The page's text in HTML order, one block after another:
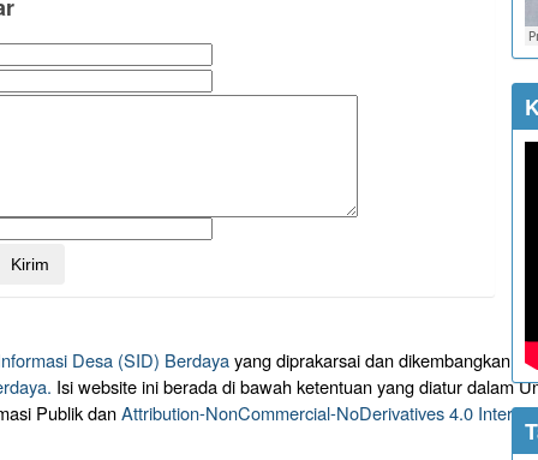
Desa (SID) Berdayayang diprakarsai dan dikembangkan
Isi website ini berada di bawah ketentuan yang diatur dalam
Publik danAttribution-NonCommercial-NoDerivatives 4.0